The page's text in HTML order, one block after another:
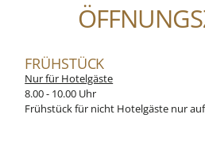
FRÜHSTÜCK
Nur für Hotelgäste
8.00 - 10.00 Uhr
Frühstück für nicht Hotelgäste nur